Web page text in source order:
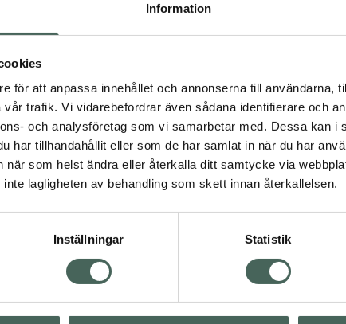
Information
för att anpassa innehållet och annonserna till användarna,
trafik. Vi vidarebefordrar även sådana identifierare och
och analysföretag som vi samarbetar med. Dessa kan i
har tillhandahållit eller som de har samlat in när du har
när som helst ändra eller återkalla ditt samtycke via
lagligheten av behandling som skett innan återkallelsen.
Inställningar Statistik
Aktuella erbjudanden
mattgörande effekt
dag ett. Cremen är
komedogen. Tidigare
Hudbesvär
Visa